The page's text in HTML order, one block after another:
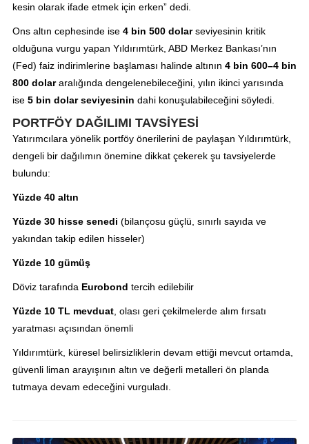
kesin olarak ifade etmek için erken” dedi.
Ons altın cephesinde ise 4 bin 500 dolarseviyesinin kritik
olduğuna vurgu yapan Yıldırımtürk, ABD Merkez Bankası’nın
(Fed) faiz indirimlerine başlaması halinde altının 4 bin 600–4 bin
800 dolararalığında dengelenebileceğini, yılın ikinci yarısında
ise 5 bin dolar seviyesinin dahi konuşulabileceğini söyledi.
PORTFÖY DAĞILIMI TAVSİYESİ
Yatırımcılara yönelik portföy önerilerini de paylaşan Yıldırımtürk,
dengeli bir dağılımın önemine dikkat çekerek şu tavsiyelerde
bulundu:
Yüzde 40 altın
Yüzde 30 hisse senedi (bilançosu güçlü, sınırlı sayıda ve
yakından takip edilen hisseler)
Yüzde 10 gümüş
Döviz tarafında Eurobond tercih edilebilir
Yüzde 10 TL mevduat, olası geri çekilmelerde alım fırsatı
yaratması açısından önemli
Yıldırımtürk, küresel belirsizliklerin devam ettiği mevcut ortamda,
güvenli liman arayışının altın ve değerli metalleri ön planda
tutmaya devam edeceğini vurguladı.